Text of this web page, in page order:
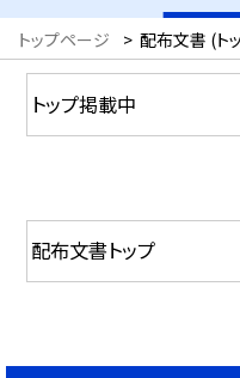
トップページ > 配布文書 (ト